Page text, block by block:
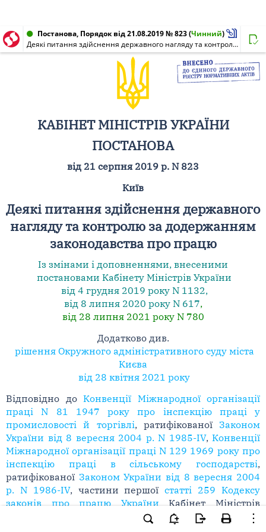
Постанова, Порядок від 21.08.2019 № 823(Чинний)
Деякі питання здійснення державного нагляду та контролю за додержанням законодавства про працю